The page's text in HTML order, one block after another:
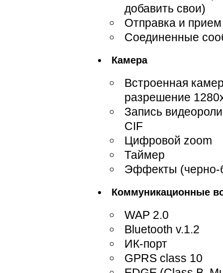
добавить свои)
Отправка и
Соединенные
Камера
Встроенная
разрешение
Запись
CIF
Цифровой zoom
Таймер
Эффекты (черно-
Коммуникационные
WAP 2.0
Bluetooth v.1.2
ИК-порт
GPRS class 10